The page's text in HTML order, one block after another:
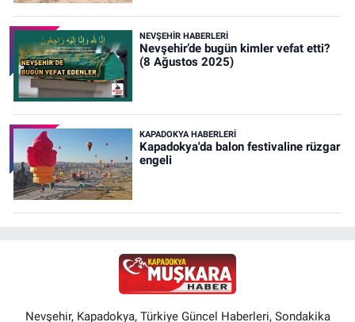
NEVŞEHIR HABERLERI
Nevşehir’de bugün kimler vefat etti?
(8 Ağustos 2025)
KAPADOKYA HABERLERI
Kapadokya'da balon festivaline rüzgar
engeli
Nevşehir, Kapadokya, Türkiye Güncel Haberleri, Sondakika